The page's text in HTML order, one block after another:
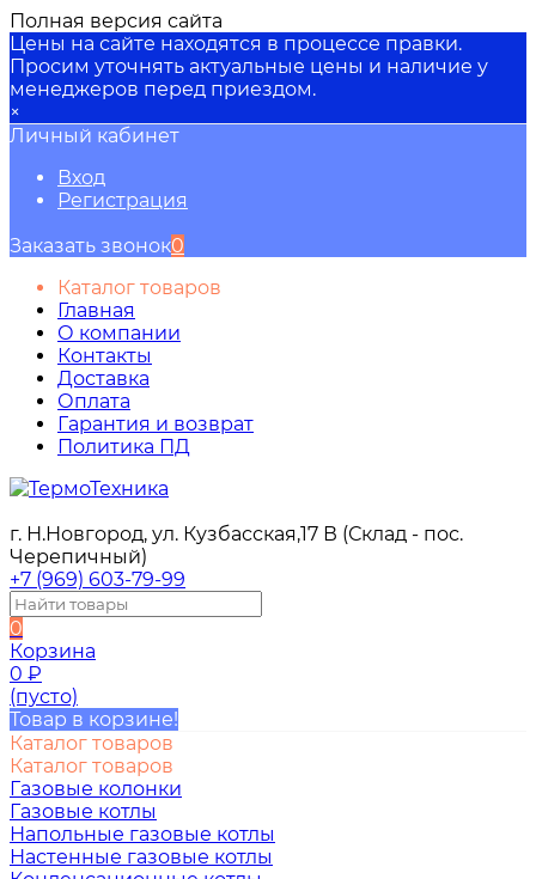
Полная версия сайта
Цены на сайте находятся в процессе правки.
Просим уточнять актуальные цены и наличие у
менеджеров перед приездом.
×
Личный кабинет
Вход
Регистрация
Заказать звонок0
Каталог товаров
Главная
О компании
Контакты
Доставка
Оплата
Гарантия и возврат
Политика ПД
г. Н.Новгород, ул. Кузбасская,17 В (Склад - пос.
Черепичный)
+7 (969) 603-79-99
0
Корзина
0 ₽
(пусто)
Товар в корзине!
Каталог товаров
Каталог товаров
Газовые колонки
Газовые котлы
Напольные газовые котлы
Настенные газовые котлы